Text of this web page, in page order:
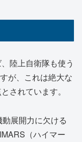
陸上自衛隊も使う
が、これは絶大な
されています。
展開力に欠ける
（ハイマー